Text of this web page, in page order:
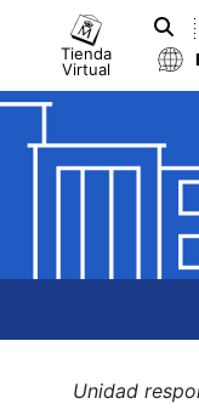
Tienda
Virtual
Unidad